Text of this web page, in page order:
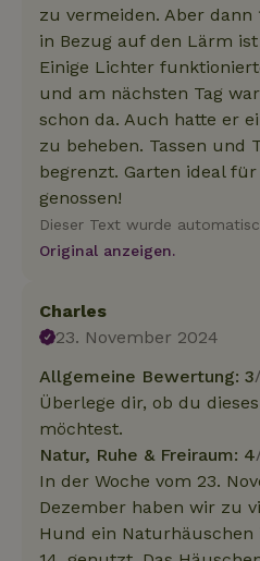
zu vermeiden. Aber dann
in Bezug auf den Lärm
Einige Lichter
und am nächsten Tag
schon da. Auch hatte er
zu beheben. Tassen und
begrenzt. Garten ideal
genossen!
Dieser Text wurde
Original anzeigen.
Charles
23. November 2024
Allgemeine Bewertung: 3
Überlege dir, ob du
möchtest.
Natur, Ruhe & Freiraum: 4
In der Woche vom 23.
Dezember haben wir zu
Hund ein Naturhäuschen